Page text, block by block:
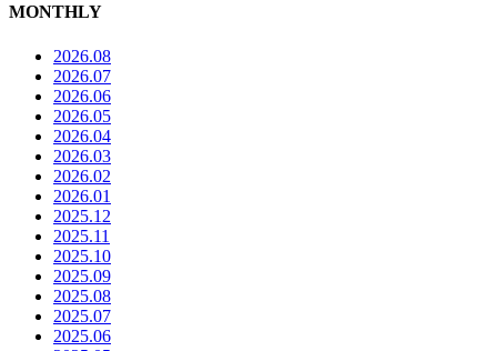
MONTHLY
2026.08
2026.07
2026.06
2026.05
2026.04
2026.03
2026.02
2026.01
2025.12
2025.11
2025.10
2025.09
2025.08
2025.07
2025.06